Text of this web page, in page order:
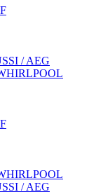
/ AEG
/ AEG